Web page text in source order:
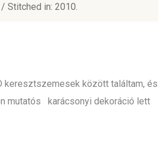
Stitched in: 2010.
keresztszemesek között találtam, és
mutatós karácsonyi dekoráció lett